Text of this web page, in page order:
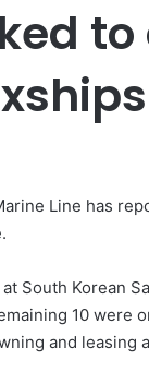
Line has
South Korean
10
and leasing